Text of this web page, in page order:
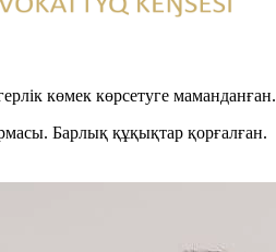
мен
істер
көмек
көмек көрсетуге маманданған.
Барлық құқықтар қорғалған.